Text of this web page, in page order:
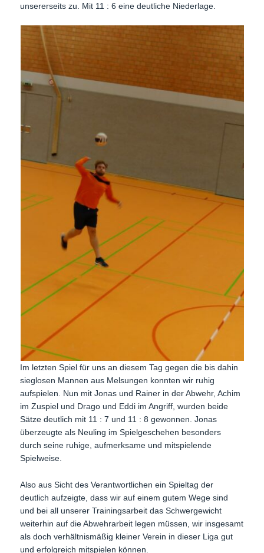
unsererseits zu. Mit 11 : 6 eine deutliche Niederlage.
Im letzten Spiel für uns an diesem Tag gegen die bis dahin
sieglosen Mannen aus Melsungen konnten wir ruhig
aufspielen. Nun mit Jonas und Rainer in der Abwehr, Achim
im Zuspiel und Drago und Eddi im Angriff, wurden beide
Sätze deutlich mit 11 : 7 und 11 : 8 gewonnen. Jonas
überzeugte als Neuling im Spielgeschehen besonders
durch seine ruhige, aufmerksame und mitspielende
Spielweise.
Also aus Sicht des Verantwortlichen ein Spieltag der
deutlich aufzeigte, dass wir auf einem gutem Wege sind
und bei all unserer Trainingsarbeit das Schwergewicht
weiterhin auf die Abwehrarbeit legen müssen, wir insgesamt
als doch verhältnismäßig kleiner Verein in dieser Liga gut
und erfolgreich mitspielen können.